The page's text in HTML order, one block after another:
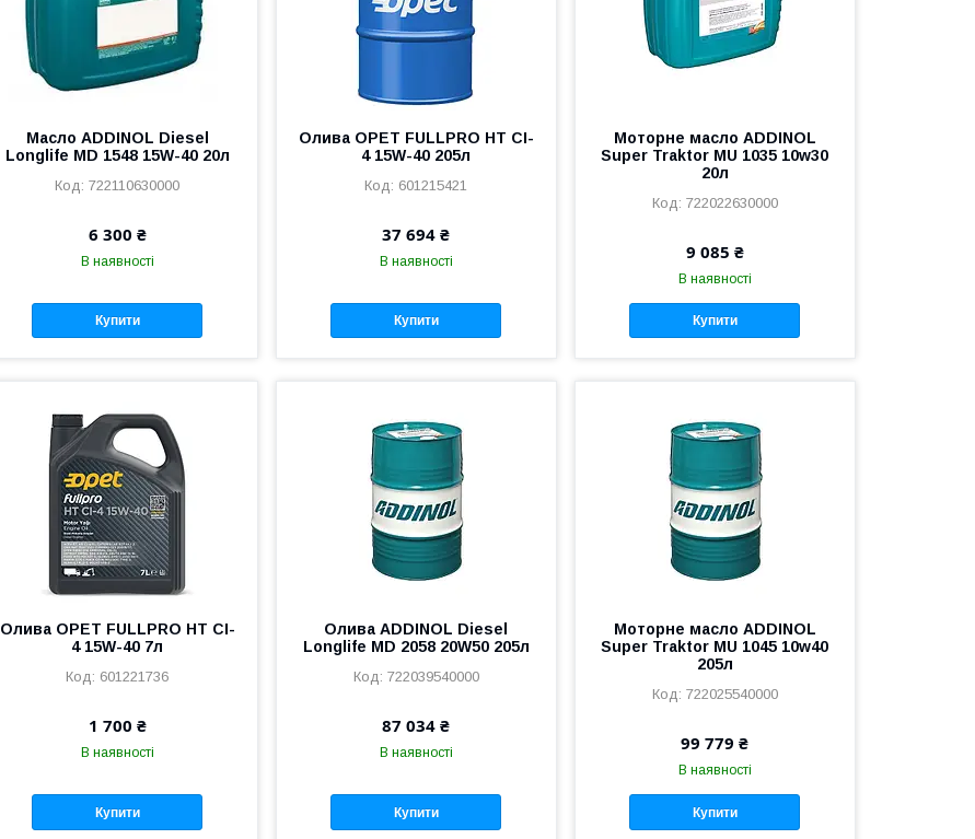
Масло ADDINOL Diesel
Longlife MD 1548 15W-40 20л
722110630000
6 300 ₴
В наявності
Купити
Олива OPET FULLPRO HT CI-
4 15W-40 205л
601215421
37 694 ₴
В наявності
Купити
Моторне масло ADDINOL
Super Traktor MU 1035 10w30
20л
722022630000
9 085 ₴
В наявності
Купити
Олива OPET FULLPRO HT CI-
4 15W-40 7л
601221736
1 700 ₴
В наявності
Купити
Олива ADDINOL Diesel
Longlife MD 2058 20W50 205л
722039540000
87 034 ₴
В наявності
Купити
Моторне масло ADDINOL
Super Traktor MU 1045 10w40
205л
722025540000
99 779 ₴
В наявності
Купити